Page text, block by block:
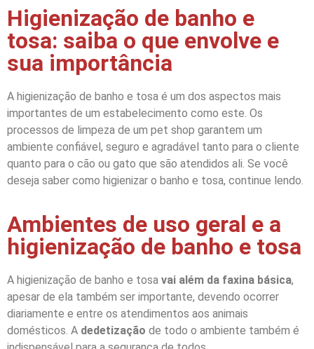
Higienização de banho e
tosa: saiba o que envolve e
sua importância
A higienização de banho e tosa é um dos aspectos mais
importantes de um estabelecimento como este. Os
processos de limpeza de um pet shop garantem um
ambiente confiável, seguro e agradável tanto para o cliente
quanto para o cão ou gato que são atendidos ali. Se você
deseja saber como higienizar o banho e tosa, continue lendo.
Ambientes de uso geral e a
higienização de banho e tosa
A higienização de banho e tosa vai além da faxina básica,
apesar de ela também ser importante, devendo ocorrer
diariamente e entre os atendimentos aos animais
domésticos. A dedetização de todo o ambiente também é